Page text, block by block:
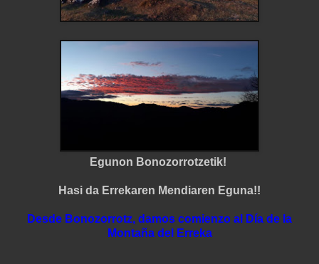
Egunon Bonozorrotzetik!
Hasi da Errekaren Mendiaren Eguna!!
Desde Bonozorrotz, damos comienzo al Día de la
Montaña del Erreka